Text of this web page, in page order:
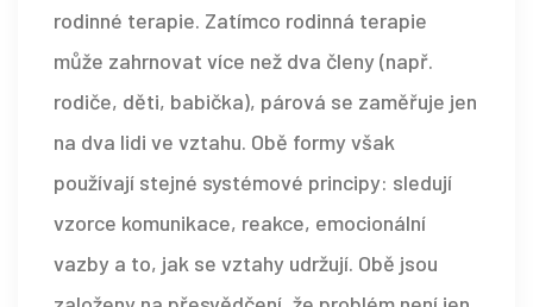
rodinné terapie. Zatímco rodinná terapie
může zahrnovat více než dva členy (např.
rodiče, děti, babička), párová se zaměřuje jen
na dva lidi ve vztahu. Obě formy však
používají stejné systémové principy: sledují
vzorce komunikace, reakce, emocionální
vazby a to, jak se vztahy udržují. Obě jsou